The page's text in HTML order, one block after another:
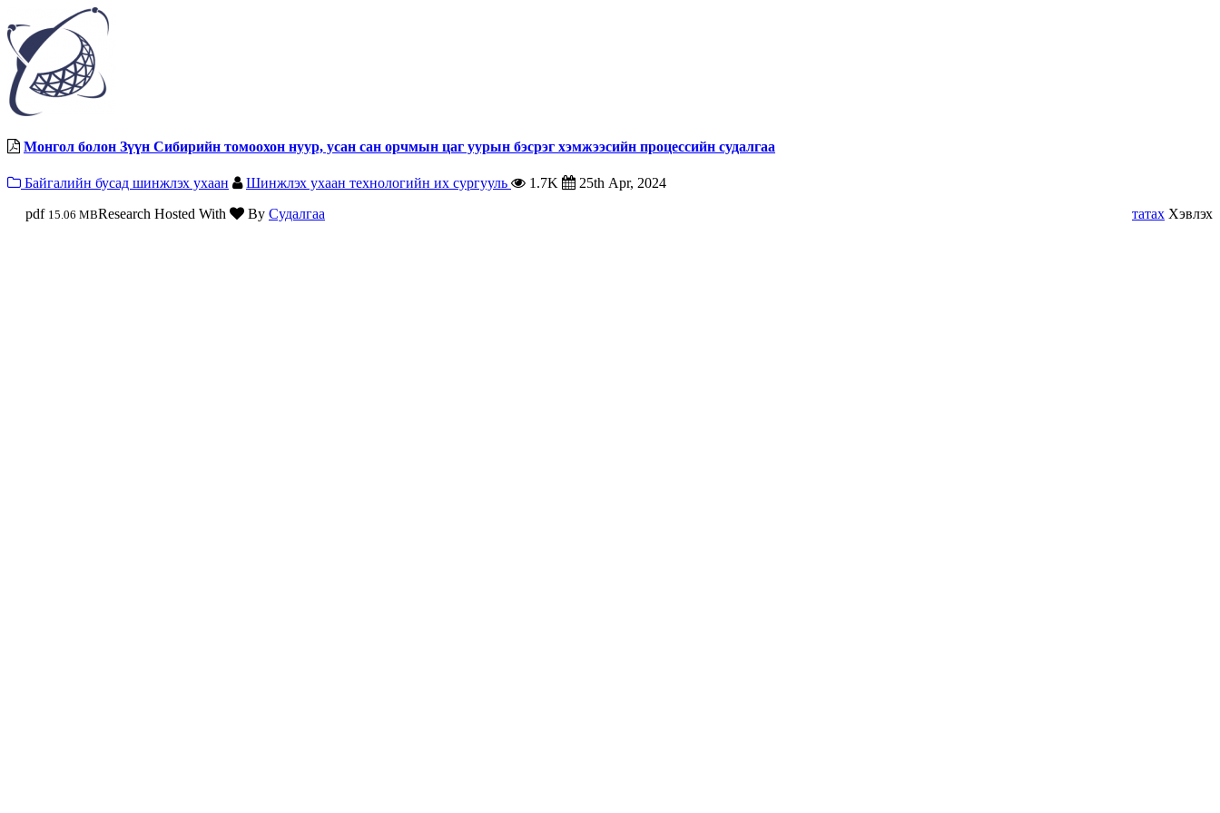
Монгол болон Зүүн Сибирийн томоохон нуур, усан сан орчмын цаг уурын бэсрэг хэмжээсийн процессийн судалгаа
Байгалийн бусад шинжлэх ухаан Шинжлэх ухаан технологийн их сургууль 1.7K 25th Apr, 2024
pdf 15.06 MB татах Хэвлэх
Research Hosted With By Судалгаа